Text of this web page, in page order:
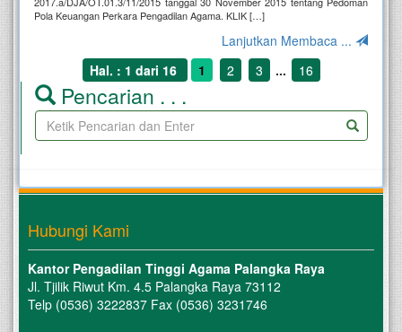
Pola Keuangan Perkara Pengadilan Agama. KLIK […]
Lanjutkan Membaca ...
Hal. : 1 dari 16
1 2 3 ... 16
Pencarian . . .
Hubungi Kami
Kantor Pengadilan Tinggi Agama Palangka Raya
Jl. Tjilik Riwut Km. 4.5 Palangka Raya 73112
Telp (0536) 3222837 Fax (0536) 3231746